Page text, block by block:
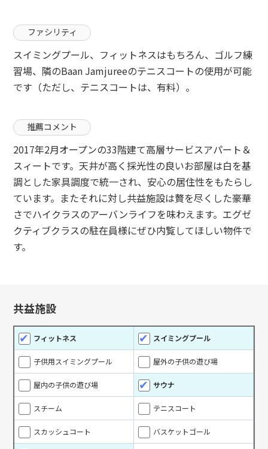
ファシリティ
スイミングプール、フィットネスはもちろん、ゴルフ練
習場、隣のBaan Jamjureeのテニスコートの使用が可能
です（ただし、テニスコートは、有料）。
推薦コメント
2017年2月オープンの33階建て高層サービスアパート＆
スィートです。天井が高く採光性の良いお部屋は白を基
調とした家具調度で統一され、安心の居住性をもたらし
ています。またそれに対し共益施設は贅を尽くした豪華
さでハイクラスのアーバンライフを味わえます。エグゼ
クティブクラスの駐在員様にぜひ内覧してほしい物件で
す。
共益施設
フィットネス スイミングプール
子供用スイミングプール 屋外の子供の遊び場
屋内の子供の遊び場 サウナ
スチーム テニスコート
スカッシュコート バスケットゴール